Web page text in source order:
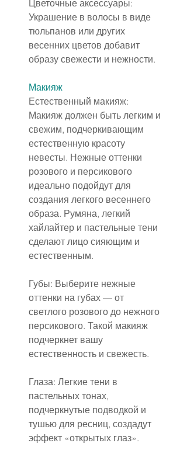
Цветочные аксессуары:
Украшение в волосы в виде
тюльпанов или других
весенних цветов добавит
образу свежести и нежности.
Макияж
Естественный макияж:
Макияж должен быть легким и
свежим, подчеркивающим
естественную красоту
невесты. Нежные оттенки
розового и персикового
идеально подойдут для
создания легкого весеннего
образа. Румяна, легкий
хайлайтер и пастельные тени
сделают лицо сияющим и
естественным.
Губы: Выберите нежные
оттенки на губах — от
светлого розового до нежного
персикового. Такой макияж
подчеркнет вашу
естественность и свежесть.
Глаза: Легкие тени в
пастельных тонах,
подчеркнутые подводкой и
тушью для ресниц, создадут
эффект «открытых глаз».